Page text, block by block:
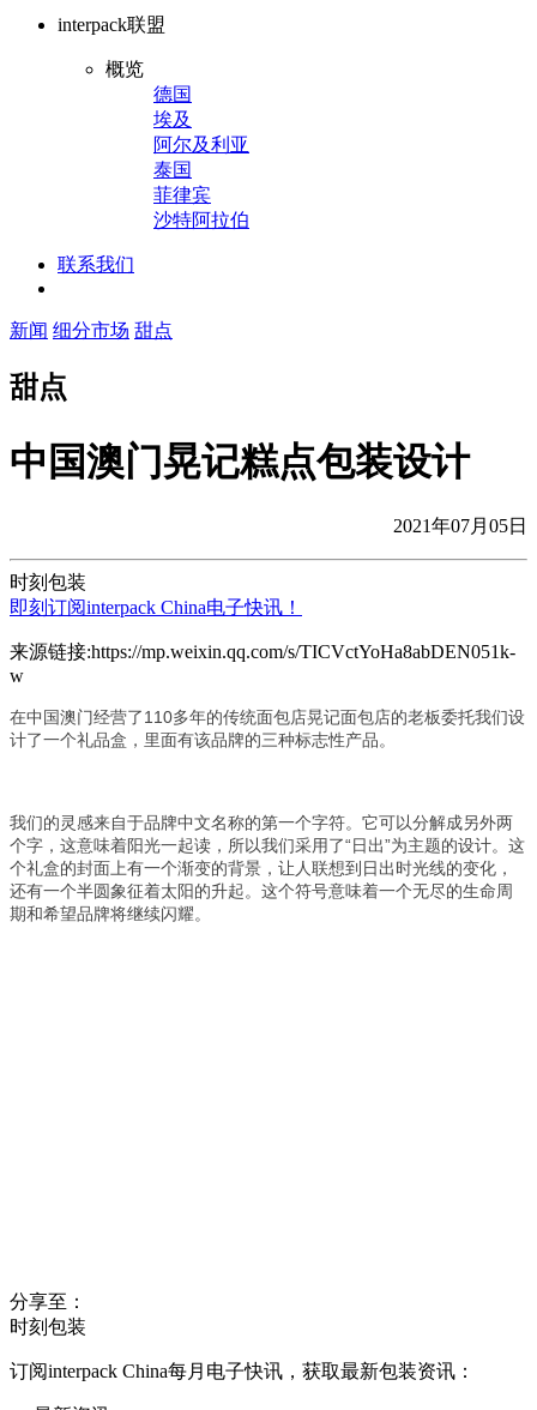
interpack联盟
概览
德国
埃及
阿尔及利亚
泰国
菲律宾
沙特阿拉伯
联系我们
新闻 细分市场 甜点
甜点
中国澳门晃记糕点包装设计
2021年07月05日
时刻包装
即刻订阅interpack China电子快讯！
来源链接:https://mp.weixin.qq.com/s/TICVctYoHa8abDEN051k-
w
在中国澳门经营了110多年的传统面包店晃记面包店的老板委托我们设
计了一个礼品盒，里面有该品牌的三种标志性产品。
我们的灵感来自于品牌中文名称的第一个字符。 它可以分解成另外两
个字，这意味着阳光一起读，所以我们采用了“日出”为主题的设计。 这
个礼盒的封面上有一个渐变的背景，让人联想到日出时光线的变化，
还有一个半圆象征着太阳的升起。 这个符号意味着一个无尽的生命周
期和希望品牌将继续闪耀。
分享至：
时刻包装
订阅interpack China每月电子快讯，获取最新包装资讯：